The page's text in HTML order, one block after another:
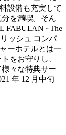
設備も充実して
を満喫。そん
FABULAN ~The
ッシュ コンパ
ーホテルとは一
をお守りし、
々な特典サー
年 12 月中旬